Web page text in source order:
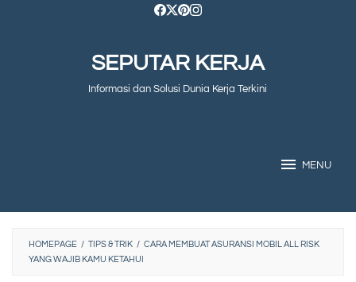
SEPUTAR KERJA
Informasi dan Solusi Dunia Kerja Terkini
MENU
HOMEPAGE / TIPS & TRIK / CARA MEMBUAT ASURANSI MOBIL ALL RISK
YANG WAJIB KAMU KETAHUI